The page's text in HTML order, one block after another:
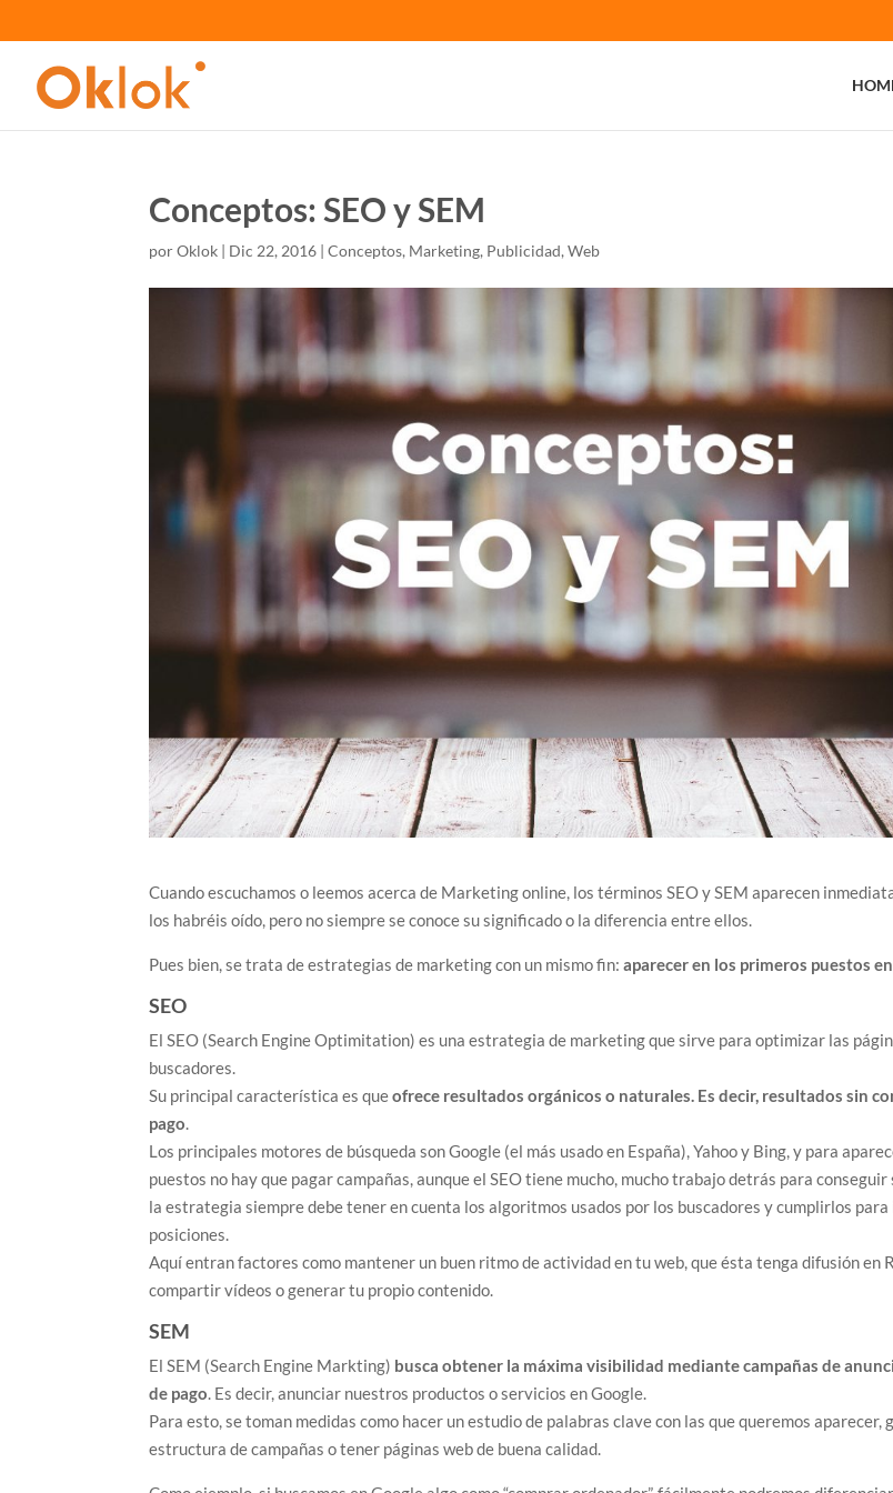
Conceptos: SEO y SEM
porOklok | Dic 22, 2016 |Conceptos, Marketing, Publicidad,Web
Cuando escuchamos o leemos acerca de Marketing online, los términos SEO y SEM aparecen
los habréis oído, pero no siempre se conoce su significado o la diferencia entre ellos.
Pues bien, se trata de estrategias de marketing con un mismo fin:aparecer en los primeros puestos
SEO
El SEO (Search Engine Optimitation) es una estrategia de marketing que sirve para optimizar las
buscadores.
Su principal característica es queofrece resultados orgánicos o naturales. Es decir, resultados sin
pago.
Los principales motores de búsqueda son Google (el más usado en España), Yahoo y Bing, y para
puestos no hay que pagar campañas, aunque el SEO tiene mucho, mucho trabajo detrás para conseguir
la estrategia siempre debe tener en cuenta los algoritmos usados por los buscadores y cumplirlos para
posiciones.
Aquí entran factores como mantener un buen ritmo de actividad en tu web, que ésta tenga difusión en
compartir vídeos o generar tu propio contenido.
SEM
El SEM (Search Engine Markting) busca obtener la máxima visibilidad mediante campañas de
de pago. Es decir, anunciar nuestros productos o servicios en Google.
Para esto, se toman medidas como hacer un estudio de palabras clave con las que queremos aparecer,
estructura de campañas o tener páginas web de buena calidad.